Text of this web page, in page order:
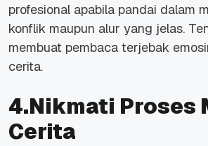
profesional apabila pandai dalam
konflik maupun alur yang jelas.
membuat pembaca terjebak
cerita.
4.Nikmati Proses
Cerita